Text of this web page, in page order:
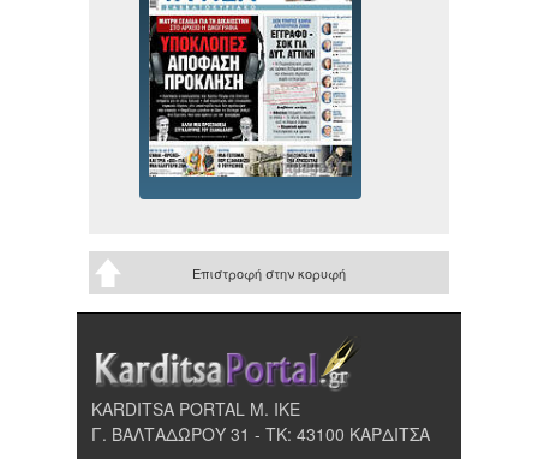
Επιστροφή στην κορυφή
KARDITSA PORTAL Μ. ΙΚΕ
Γ. ΒΑΛΤΑΔΩΡΟΥ 31 - ΤΚ: 43100 ΚΑΡΔΙΤΣΑ